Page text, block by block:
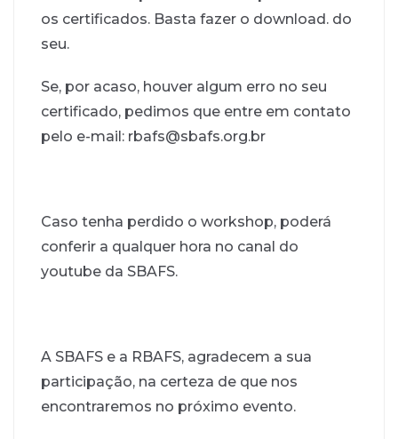
os certificados. Basta fazer o download. do
seu.
Se, por acaso, houver algum erro no seu
certificado, pedimos que entre em contato
pelo e-mail: rbafs@sbafs.org.br
Caso tenha perdido o workshop, poderá
conferir a qualquer hora no canal do
youtube da SBAFS.
A SBAFS e a RBAFS, agradecem a sua
participação, na certeza de que nos
encontraremos no próximo evento.